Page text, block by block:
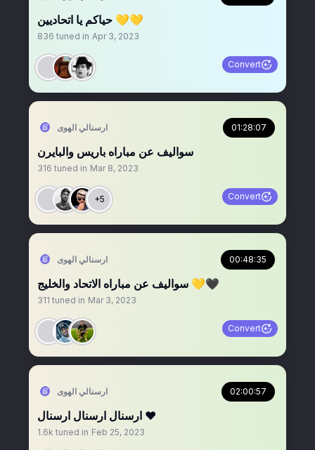
حياكم يا اتحاديين 💛💛
836 tuned in Apr 3, 2023
Convert
‏ارسنالي الهوى 01:28:07
سواليف عن مباراه باريس والبايرن
316 tuned in Mar 8, 2023
+5 Convert
‏ارسنالي الهوى 00:48:35
سواليف عن مباراه الاتحاد والخليج 💛🖤
311 tuned in Mar 3, 2023
Convert
‏ارسنالي الهوى 02:00:57
ارسنال ارسنال ارسنال ❤️
1.6k tuned in Feb 25, 2023